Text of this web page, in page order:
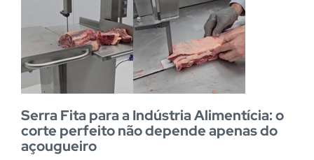
Serra Fita para a Indústria Alimentícia: o
corte perfeito não depende apenas do
açougueiro